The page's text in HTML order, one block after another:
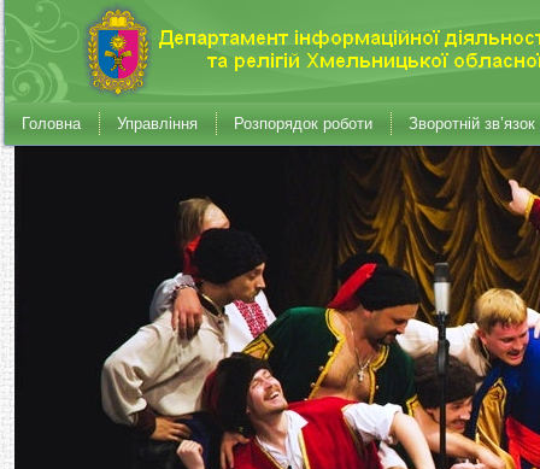
Головна Управління Розпорядок роботи Зворотній зв’язок